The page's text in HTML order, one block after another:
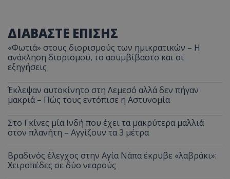
ΔΙΑΒΑΣΤΕ ΕΠΙΣΗΣ
«Φωτιά» στους διορισμούς των ημικρατικών – Η
ανάκληση διορισμού, το ασυμβίβαστο και οι
εξηγήσεις
Έκλεψαν αυτοκίνητο στη Λεμεσό αλλά δεν πήγαν
μακριά – Πώς τους εντόπισε η Αστυνομία
Στο Γκίνες μία Ινδή που έχει τα μακρύτερα μαλλιά
στον πλανήτη – Αγγίζουν τα 3 μέτρα
Βραδινός έλεγχος στην Αγία Νάπα έκρυβε «λαβράκι»:
Χειροπέδες σε δύο νεαρούς